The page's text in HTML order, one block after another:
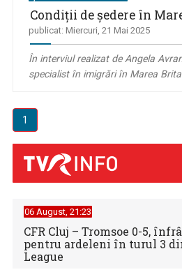
Condiţii de şedere în
publicat: Miercuri, 21 Mai 2025
În interviul realizat de Angela
specialist în imigrări în Marea
1
06 August, 21:23
CFR Cluj – Tromsoe 0-5,
pentru ardeleni în turul 3
League